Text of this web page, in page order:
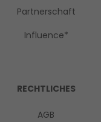
Partnerschaft
Influence*
RECHTLICHES
AGB